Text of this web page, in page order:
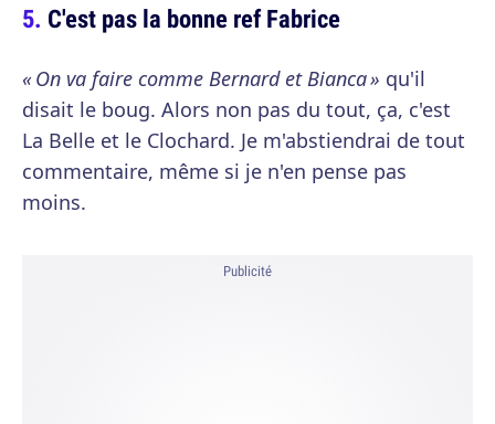
C'est pas la bonne ref Fabrice
« On va faire comme Bernard et Bianca » qu'il
disait le boug. Alors non pas du tout, ça, c'est
La Belle et le Clochard. Je m'abstiendrai de tout
commentaire, même si je n'en pense pas
moins.
Publicité